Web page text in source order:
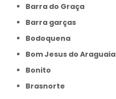
Barra do Graça
Barra garças
Bodoquena
Bom Jesus do Araguaia
Bonito
Brasnorte